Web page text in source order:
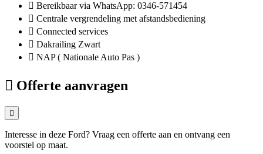
Bereikbaar via WhatsApp: 0346-571454
Centrale vergrendeling met afstandsbediening
Connected services
Dakrailing Zwart
NAP ( Nationale Auto Pas )
Offerte aanvragen
Interesse in deze Ford? Vraag een offerte aan en ontvang een
voorstel op maat.